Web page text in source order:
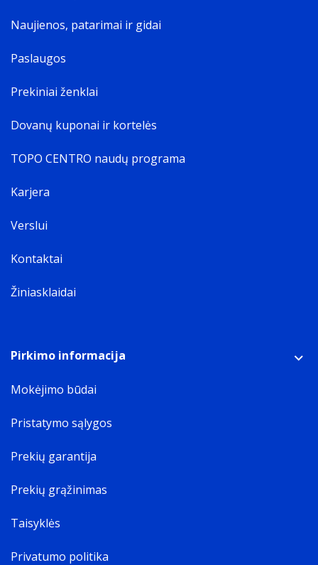
Naujienos, patarimai ir gidai
Paslaugos
Prekiniai ženklai
Dovanų kuponai ir kortelės
TOPO CENTRO naudų programa
Karjera
Verslui
Kontaktai
Žiniasklaidai
Pirkimo informacija
Mokėjimo būdai
Pristatymo sąlygos
Prekių garantija
Prekių grąžinimas
Taisyklės
Privatumo politika